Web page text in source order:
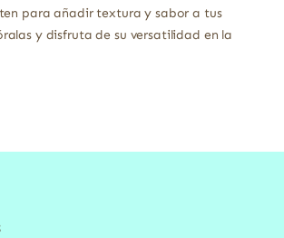
para añadir textura y sabor a tus
y disfruta de su versatilidad en la